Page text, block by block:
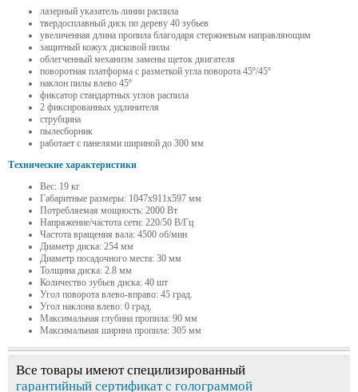
лазерный указатель линии распила
твердосплавный диск по дереву 40 зубьев
увеличенная длина пропила благодаря стержневым направляющим
защитный кожух дисковой пилы
облегченный механизм замены щеток двигателя
поворотная платформа с разметкой угла поворота 45º/45º
наклон пилы влево 45º
фиксатор стандартных углов распила
2 фиксированных удлинителя
струбцина
пылесборник
работает с панелями шириной до 300 мм
Технические характеристики
Вес: 19 кг
Габаритные размеры: 1047x911x597 мм
Потребляемая мощность: 2000 Вт
Напряжение/частота сети: 220/50 В/Гц
Частота вращения вала: 4500 об/мин
Диаметр диска: 254 мм
Диаметр посадочного места: 30 мм
Толщина диска: 2.8 мм
Количество зубьев диска: 40 шт
Угол поворота влево-вправо: 45 град.
Угол наклона влево: 0 град.
Максимальная глубина пропила: 90 мм
Максимальная ширина пропила: 305 мм
Все товары имеют специлизированный
гарантийный сертификат с голограммой